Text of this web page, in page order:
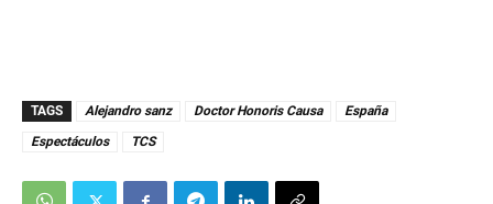
TAGS Alejandro sanz Doctor Honoris Causa
España
Espectáculos
TCS